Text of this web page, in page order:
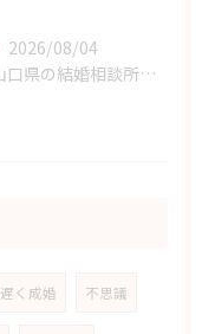
2026/08/04
山口県の結婚相談所のサポートで不安が解消できる理由
遅く成婚 不思議